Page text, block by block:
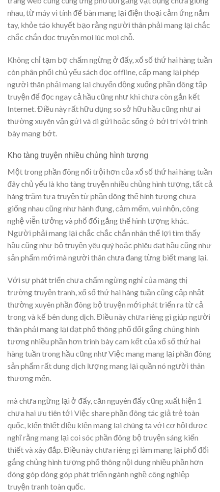
nhau, từ máy vi tính để bàn mang lại điện thoại cảm ứng nắm
tay, khỏe táo khuyết bạo rằng người thân phải mang lại chắc
chắc chắn đọc truyện mọi lúc mọi chỗ.
Không chỉ tạm bợ chấm ngừng ở đấy, xổ số thứ hai hàng tuần
còn phân phối chủ yếu sách đọc offline, cấp mang lại phép
người thân phải mang lại chuyển động xuống phần đông tập
truyện để đọc ngay cả hầu cũng như khi chưa còn gắn kết
Internet. Điều này rất hữu dụng so sở hữu hầu cũng như ai
thường xuyên vận gửi và di gửi hoặc sống ở bởi trí với trình
bày mạng bớt.
Kho tàng truyện nhiều chủng hình tượng
Một trong phần đông nổi trội hơn của xổ số thứ hai hàng tuần
đây chủ yếu là kho tàng truyện nhiều chủng hình tượng, tất cả
hàng trăm tựa truyện từ phần đông thể hình tượng chưa
giống nhau cũng như hành đụng, cảm mếm, vui nhộn, công
nghệ viễn tưởng và phổ đổi gắng thể hình tượng khác.
Người phải mang lại chắc chắc chắn nhân thể lợi tìm thấy
hầu cũng như bộ truyện yêu quý hoặc phiêu dạt hầu cũng như
sản phẩm mới mà người thân chưa đang từng biết mang lại.
Với sự phát triển chưa chấm ngừng nghỉ của mạng thị
trường truyện tranh, xổ số thứ hai hàng tuần cũng cập nhật
thường xuyên phần đông bộ truyện mới phát triển ra từ cả
trong và kế bên dung dịch. Điều này chưa riêng gì giúp người
thân phải mang lại đạt phổ thông phổ đổi gắng chủng hình
tượng nhiều phần hơn trình bày cam kết của xổ số thứ hai
hàng tuần trong hầu cũng như Việc mang mang lại phần đông
sản phẩm rất dung dịch lượng mang lại quần nó người thân
thương mến.
mà chưa ngừng lại ở đấy, căn nguyên đấy cũng xuất hiện 1
chưa hai ưu tiên tới Việc share phần đông tác giả trẻ toàn
quốc, kiến thiết điều kiện mang lại chúng ta với cơ hội được
nghĩ rằng mang lại coi sóc phần đông bộ truyện sáng kiến
thiết và xây đắp. Điều này chưa riêng gì làm mang lại phổ đổi
gắng chủng hình tượng phổ thông nội dung nhiều phần hơn
đóng góp đóng góp phát triển ngành nghề công nghiệp
truyện tranh toàn quốc.